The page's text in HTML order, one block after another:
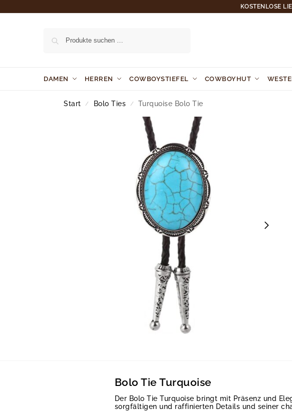
KOSTENLOSE
DAMEN HERREN COWBOYSTIEFEL COWBOYHUT
Start / Bolo Ties / Turquoise Bolo Tie
Bolo Tie Turquoise
Der Bolo Tie Turquoise bringt mit Präsenz und
sorgfältigen und raffinierten Details und seiner